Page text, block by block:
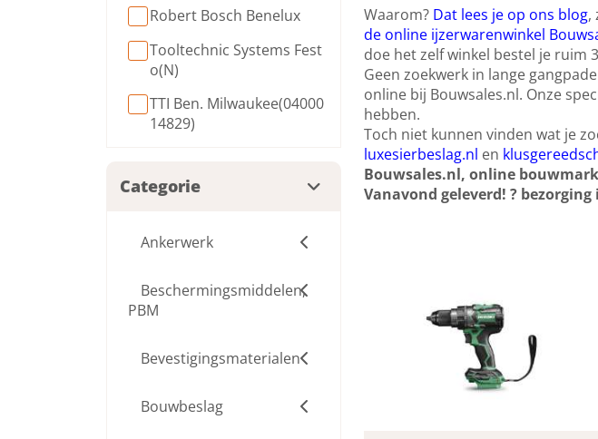
Robert Bosch Benelux
Tooltechnic Systems Fest
o(N)
TTI Ben. Milwaukee(04000
14829)
Categorie
Ankerwerk
Beschermingsmiddelen,
PBM
Bevestigingsmaterialen
Bouwbeslag
Waarom? Dat lees je op ons blog,
de online ijzerwarenwinkel
doe het zelf winkel bestel je ruim
Geen zoekwerk in lange
online bij Bouwsales.nl. Onze
hebben.
Toch niet kunnen vinden wat je
luxesierbeslag.nl en
Bouwsales.nl, online
Vanavond geleverd! ?bezorging